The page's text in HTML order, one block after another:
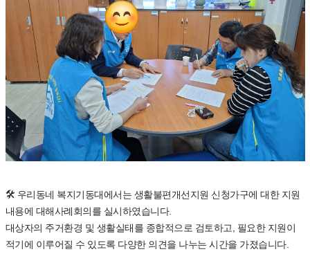
🛠️ 우리동네 복지기동대에서는 생활불편개선지원 신청가구에 대한 지원
내용에 대해사례회의를 실시하였습니다.
대상자의 주거환경 및 생활실태를 종합적으로 검토하고, 필요한 지원이
적기에 이루어질 수 있도록 다양한 의견을 나누는 시간을 가졌습니다.